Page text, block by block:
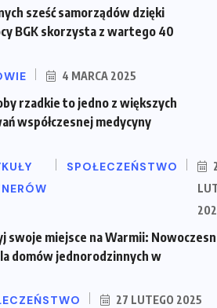
sześć samorządów dzięki
BGK skorzysta z wartego 40
4 MARCA 2025
rzadkie to jedno z większych
współczesnej medycyny
SPOŁECZEŃSTWO
swoje miejsce na Warmii:
domów jednorodzinnych w
27 LUTEGO 2025